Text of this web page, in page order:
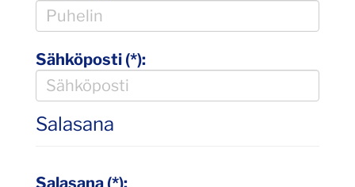
Sähköposti (*):
Salasana
Salasana (*):